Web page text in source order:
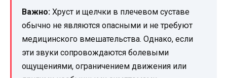
Важно: Хруст и щелчки в плечевом суставе
обычно не являются опасными и не требуют
медицинского вмешательства. Однако, если
эти звуки сопровождаются болевыми
ощущениями, ограничением движения или